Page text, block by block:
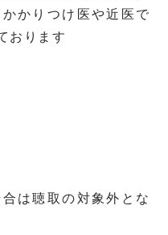
かりつけ医や近医で
おります
は聴取の対象外とな